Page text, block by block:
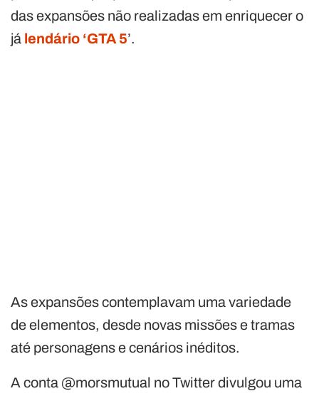
das expansões não realizadas em enriquecer o
já lendário ‘GTA 5’.
As expansões contemplavam uma variedade
de elementos, desde novas missões e tramas
até personagens e cenários inéditos.
A conta @morsmutual no Twitter divulgou uma